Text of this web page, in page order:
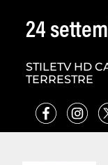
24
STILETV HD
TERRESTRE